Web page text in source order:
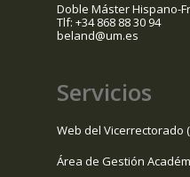
Doble Máster Hispano-
Tlf: +34 868 88 30 94
beland@um.es
Servicios
Web del Vicerrectorado
Área de Gestión